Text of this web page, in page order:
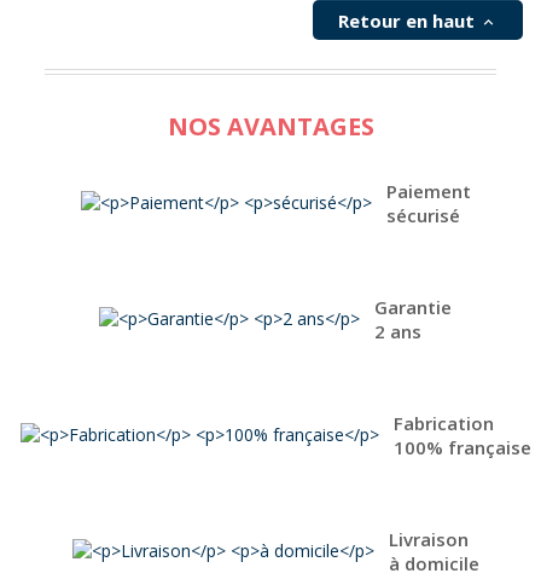
ROLAX en tant que professionnel à un prix
imbattable. Découvrez dans les documents joints
30 ans Délai indicatif : 4 semaines. Pour une
Retour en haut 
NOS AVANTAGES
Paiement
sécurisé
Garantie
2 ans
Fabrication
100% française
Livraison
à domicile